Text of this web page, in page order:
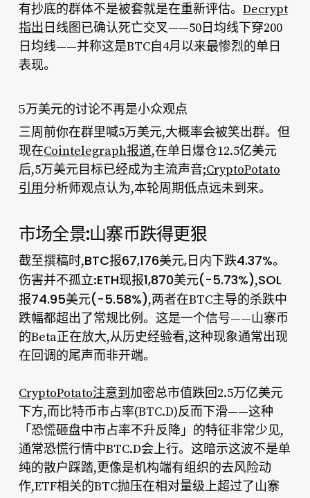
有抄底的群体不是被套就是在重新评估。 Decrypt
指出 日线图已确认死亡交叉——50日均线下穿200
日均线——并称这是BTC自4月以来最惨烈的单日
表现。
5万美元的讨论不再是小众观点
三周前你在群里喊5万美元,大概率会被笑出群。但
现在Cointelegraph报道,在单日爆仓12.5亿美元
后,5万美元目标已经成为主流声音;CryptoPotato
引用分析师观点认为,本轮周期低点远未到来。
市场全景:山寨币跌得更狠
截至撰稿时,BTC报67,176美元,日内下跌4.37%。
伤害并不孤立:ETH现报1,870美元(-5.73%),SOL
报74.95美元(-5.58%),两者在BTC主导的杀跌中
跌幅都超出了常规比例。这是一个信号——山寨币
的Beta正在放大,从历史经验看,这种现象通常出现
在回调的尾声而非开端。
CryptoPotato注意到加密总市值跌回2.5万亿美元
下方,而比特币市占率(BTC.D)反而下滑——这种
「恐慌砸盘中市占率不升反降」的特征非常少见,
通常恐慌行情中BTC.D会上行。这暗示这波不是单
纯的散户踩踏,更像是机构端有组织的去风险动
作,ETF相关的BTC抛压在相对量级上超过了山寨